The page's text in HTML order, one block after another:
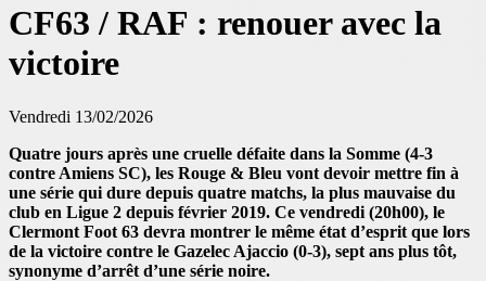
CF63 / RAF : renouer avec la
victoire
Vendredi 13/02/2026
Quatre jours après une cruelle défaite dans la Somme (4-3
contre Amiens SC), les Rouge & Bleu vont devoir mettre fin à
une série qui dure depuis quatre matchs, la plus mauvaise du
club en Ligue 2 depuis février 2019. Ce vendredi (20h00), le
Clermont Foot 63 devra montrer le même état d’esprit que lors
de la victoire contre le Gazelec Ajaccio (0-3), sept ans plus tôt,
synonyme d’arrêt d’une série noire.